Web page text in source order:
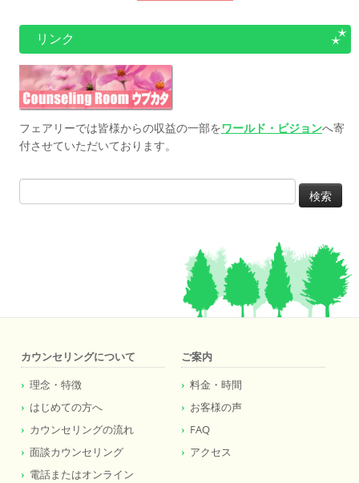
リンク
フェアリーでは皆様からの収益の一部をワールド・ビジョンへ寄
付させていただいております。
検
索:
カウンセリングについて
理念・特徴
はじめての方へ
カウンセリングの流れ
面談カウンセリング
電話またはオンライン
ご案内
料金・時間
お客様の声
FAQ
アクセス